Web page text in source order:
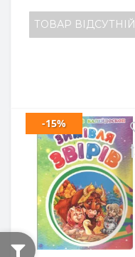
ТОВАР ВІДСУТНІЙ
-15%